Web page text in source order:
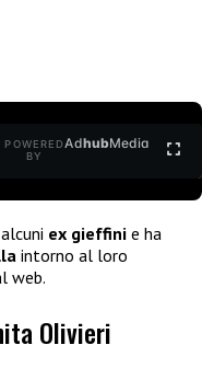
POWERED
BY
AdhubMedia
ex gieffini e ha
intorno al loro
web.
Olivieri